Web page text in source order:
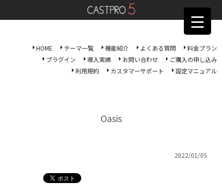
HOME テーマ一覧 機能紹介 よくある質問
料金プラン
プラグイン
導入実績 お問い合わせ
ご購入の申し込み
利用規約
カスタマーサポート 設定マニュアル
Oasis
2022/01/05